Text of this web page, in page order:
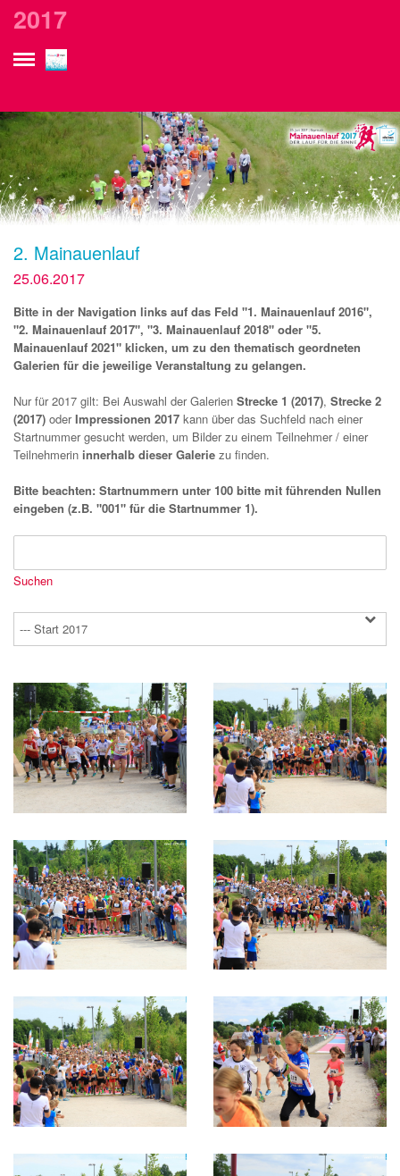
currurl: /gallery_de__2017.php?wpf_picgroup=114
2017
2. Mainauenlauf
25.06.2017
Bitte in der Navigation links auf das Feld "1. Mainauenlauf 2016",
"2. Mainauenlauf 2017", "3. Mainauenlauf 2018" oder "5.
Mainauenlauf 2021" klicken, um zu den thematisch geordneten
Galerien für die jeweilige Veranstaltung zu gelangen.
Nur für 2017 gilt: Bei Auswahl der Galerien Strecke 1 (2017), Strecke 2
(2017) oderImpressionen 2017 kann über das Suchfeld nach einer
Startnummer gesucht werden, um Bilder zu einem Teilnehmer / einer
Teilnehmerin innerhalb dieser Galerie zu finden.
Bitte beachten: Startnummern unter 100 bitte mit führenden Nullen
eingeben (z.B. "001" für die Startnummer 1).
--- Start 2017